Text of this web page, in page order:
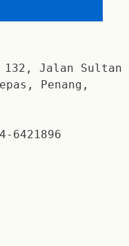
132, Jalan Sultan
Penang,
6421896